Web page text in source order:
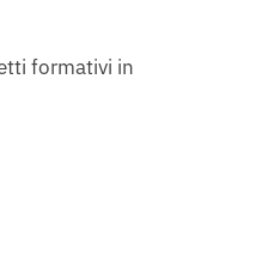
formativi in